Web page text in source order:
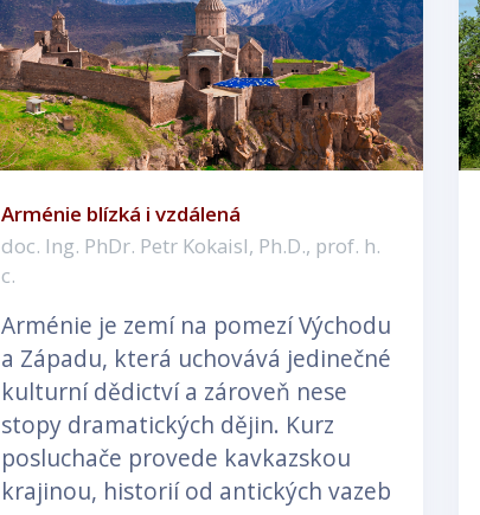
Arménie blízká i vzdálená
doc. Ing. PhDr. Petr Kokaisl, Ph.D., prof. h.
c.
Arménie je zemí na pomezí Východu
a Západu, která uchovává jedinečné
kulturní dědictví a zároveň nese
stopy dramatických dějin. Kurz
posluchače provede kavkazskou
krajinou, historií od antických vazeb